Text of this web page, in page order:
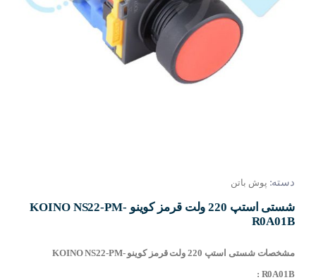
دسته: پوش باتن
شستی استپ 220 ولت قرمز کوینو KOINO NS22-PM-
R0A01B
مشخصات شستی استپ 220 ولت قرمز کوینو KOINO NS22-PM-
R0A01B :